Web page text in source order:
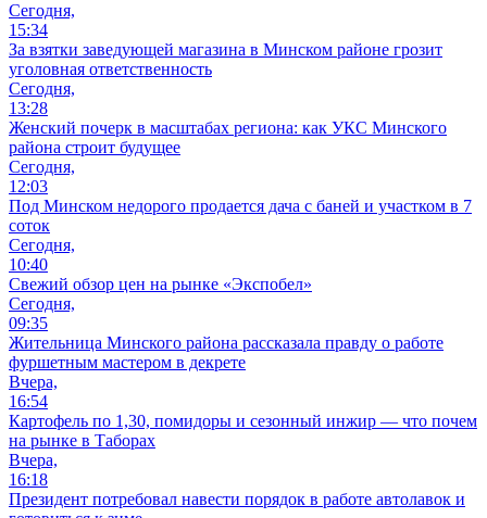
Сегодня,
15:34
За взятки заведующей магазина в Минском районе грозит
уголовная ответственность
Сегодня,
13:28
Женский почерк в масштабах региона: как УКС Минского
района строит будущее
Сегодня,
12:03
Под Минском недорого продается дача с баней и участком в 7
соток
Сегодня,
10:40
Свежий обзор цен на рынке «Экспобел»
Сегодня,
09:35
Жительница Минского района рассказала правду о работе
фуршетным мастером в декрете
Вчера,
16:54
Картофель по 1,30, помидоры и сезонный инжир — что почем
на рынке в Таборах
Вчера,
16:18
Президент потребовал навести порядок в работе автолавок и